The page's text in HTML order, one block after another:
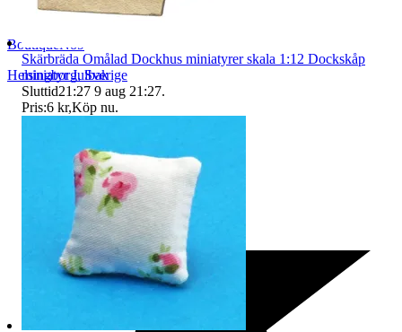
BoutiqueNo9
Helsingborg,Sverige
Skärbräda Omålad Dockhus miniatyrer skala 1:12 Dockskåp
miniatyr Julbak
Sluttid21:27 9 aug 21:27.
Pris:6 kr,Köp nu.